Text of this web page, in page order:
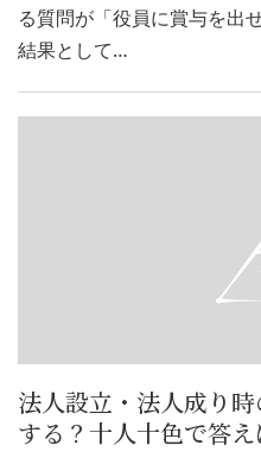
る質問が「役員に賞与を出
結果として…
法人設立・法人成り
する？十人十色で答え